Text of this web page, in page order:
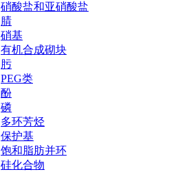
硝酸盐和亚硝酸盐
腈
硝基
有机合成砌块
肟
PEG类
酚
磷
多环芳烃
保护基
饱和脂肪并环
硅化合物